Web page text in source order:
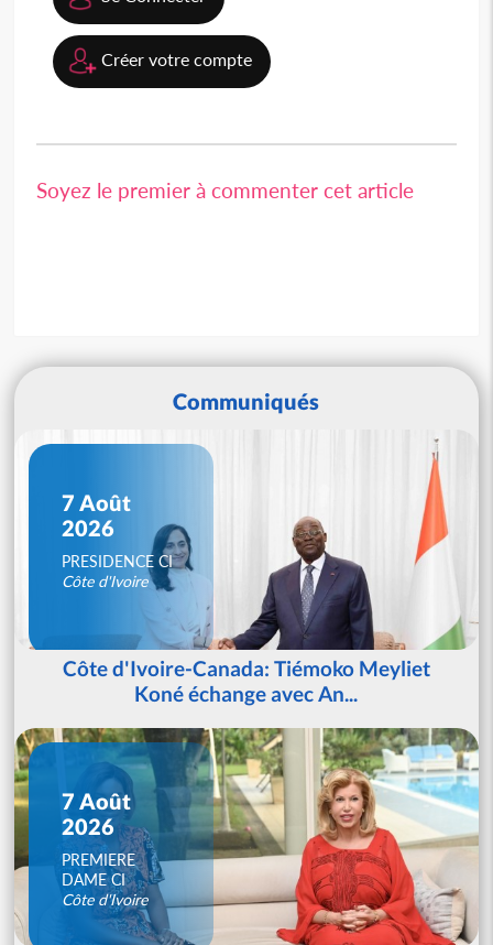
Créer votre compte
Soyez le premier à commenter cet article
Communiqués
7 Août
2026
PRESIDENCE CI
Côte d'Ivoire
Côte d'Ivoire-Canada: Tiémoko Meyliet
Koné échange avec An...
7 Août
2026
PREMIERE
DAME CI
Côte d'Ivoire